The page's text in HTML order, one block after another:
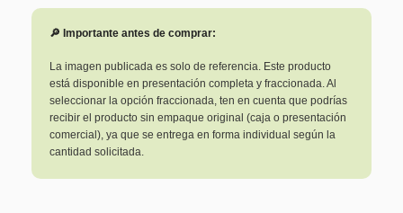
🔎 Importante antes de comprar:
La imagen publicada es solo de referencia. Este producto
está disponible en presentación completa y fraccionada. Al
seleccionar la opción fraccionada, ten en cuenta que podrías
recibir el producto sin empaque original (caja o presentación
comercial), ya que se entrega en forma individual según la
cantidad solicitada.